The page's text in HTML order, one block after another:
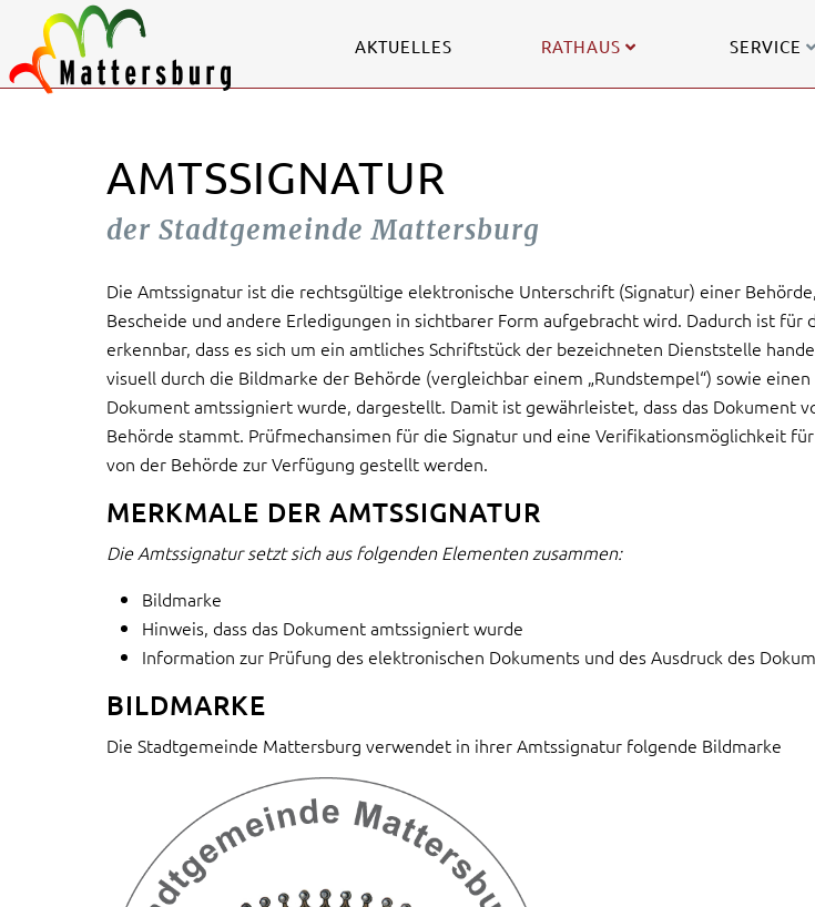
AKTUELLES RATHAUS SERVICE
AMTSSIGNATUR
der Stadtgemeinde Mattersburg
Die Amtssignatur ist die rechtsgültige elektronische Unterschrift (Signatur) einer
Bescheide und andere Erledigungen in sichtbarer Form aufgebracht wird. Dadurch ist für
erkennbar, dass es sich um ein amtliches Schriftstück der bezeichneten Dienststelle
visuell durch die Bildmarke der Behörde (vergleichbar einem „Rundstempel“) sowie einen
Dokument amtssigniert wurde, dargestellt. Damit ist gewährleistet, dass das Dokument
Behörde stammt. Prüfmechansimen für die Signatur und eine Verifikationsmöglichkeit
von der Behörde zur Verfügung gestellt werden.
MERKMALE DER AMTSSIGNATUR
Die Amtssignatur setzt sich aus folgenden Elementen zusammen:
Bildmarke
Hinweis, dass das Dokument amtssigniert wurde
Information zur Prüfung des elektronischen Dokuments und des Ausdruck des
BILDMARKE
Die Stadtgemeinde Mattersburg verwendet in ihrer Amtssignatur folgende Bildmarke